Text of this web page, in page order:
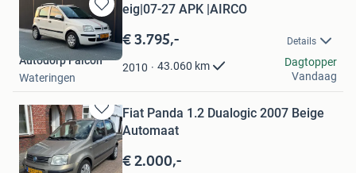
Bewaren
in
Mijn
Favorieten
eig|07-27 APK |AIRCO
€ 3.795,- Details
2010 43.060 km
Autodorp Falcon
Wateringen
Dagtopper
Vandaag
Bewaren
in
Mijn
Favorieten
Fiat Panda 1.2 Dualogic 2007 Beige
Automaat
€ 2.000,-